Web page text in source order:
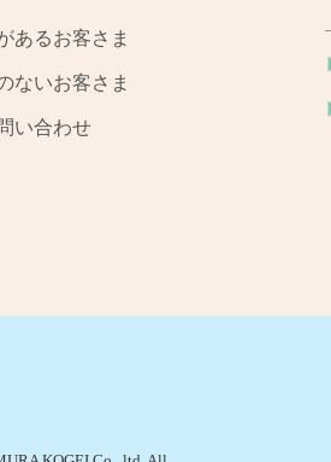
あるお客さま
ないお客さま
い合わせ